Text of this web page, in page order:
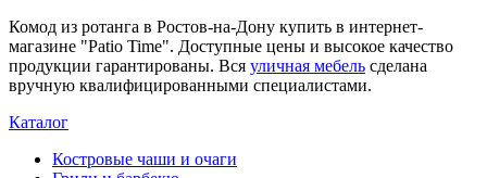
Комод из ротанга в Ростов-на-Дону купить в интернет-
магазине "Patio Time". Доступные цены и высокое качество
продукции гарантированы. Вся уличная мебель сделана
вручную квалифицированными специалистами.
Каталог
Костровые чаши и очаги